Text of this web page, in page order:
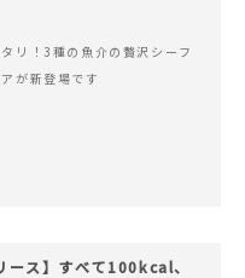
リ！3種の魚介の贅沢シーフ
が新登場です
ース】すべて100kcal、